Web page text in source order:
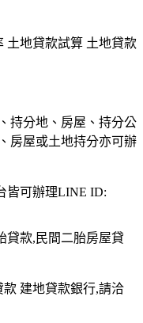
土地貸款試算 土地貸款
持分地、房屋、持分公
房屋或土地持分亦可辦
皆可辦理LINE ID:
貸款,民間二胎房屋貸
建地貸款銀行,請洽